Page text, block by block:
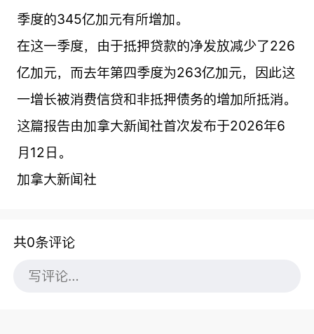
季度的345亿加元有所增加。
在这一季度，由于抵押贷款的净发放减少了226
亿加元，而去年第四季度为263亿加元，因此这
一增长被消费信贷和非抵押债务的增加所抵消。
这篇报告由加拿大新闻社首次发布于2026年6
月12日。
加拿大新闻社
共0条评论